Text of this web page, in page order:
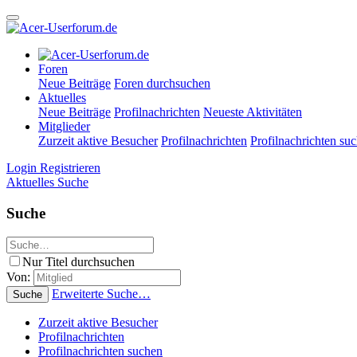
Foren
Neue Beiträge Foren durchsuchen
Aktuelles
Neue Beiträge Profilnachrichten Neueste Aktivitäten
Mitglieder
Zurzeit aktive Besucher Profilnachrichten Profilnachrichten
Login Registrieren
Aktuelles Suche
Suche
Nur Titel durchsuchen
Von:
Suche Erweiterte Suche…
Zurzeit aktive Besucher
Profilnachrichten
Profilnachrichten suchen